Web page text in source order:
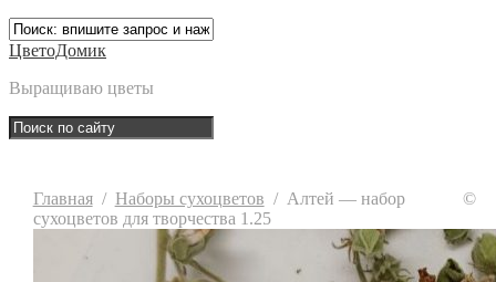
ЦветоДомик
Выращиваю цветы
Главная/ Наборы сухоцветов / Алтей — набор
сухоцветов для творчества 1.25
©